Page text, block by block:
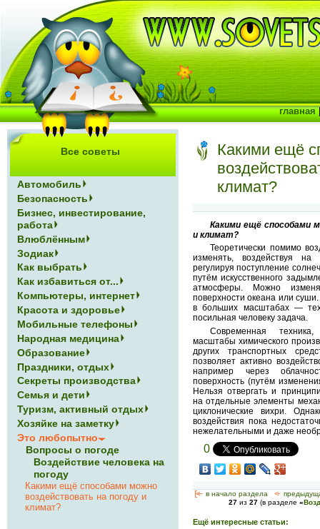
Какими ещё
климат?
Какими ещё способами
и климат?
Теоретически помимо
изменять, воздействуя на
регулируя поступление
путём искусственного
атмосферы. Можно
поверхности океана или
в больших масштабах —
посильная человеку задача.
Современная техника,
масштабы химического
других транспортных
позволяет активно
например через
поверхность (путём
Нельзя отвергать и
на отдельные элементы
циклонические вихри.
воздействия пока
нежелательными и даже
0
[<— в начало раздела <-
27из 27(в разделе «
Ещё интересные статьи:
Все советы
Автомобиль
Безопасность
Бизнес, инвестирование,
работа
Влюблённым
Зодиак
Как выбрать
Как избавиться от...
Компьютеры, интернет
Красота и здоровье
Мобильные телефоны
Народная медицина
Образование
Праздники, отдых
Секреты производства
Семья и дети
Туризм, активный отдых
Хозяйке на заметку
Это любопытно
Вопросы о погоде
Воздействие человека на
погоду
Какими ещё способами можно
воздействовать на погоду и
климат?
главная